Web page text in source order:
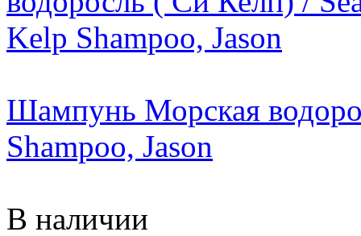
Шампунь Морская
Shampoo, Jason
В наличии